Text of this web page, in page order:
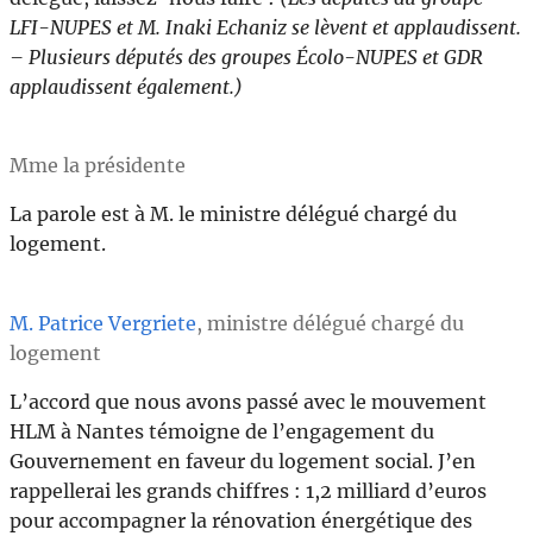
LFI-NUPES et M. Inaki Echaniz se lèvent et applaudissent.
– Plusieurs députés des groupes Écolo-NUPES et GDR
applaudissent également.)
Mme la présidente
La parole est à M. le ministre délégué chargé du
logement.
M. Patrice Vergriete, ministre délégué chargé du
logement
L’accord que nous avons passé avec le mouvement
HLM à Nantes témoigne de l’engagement du
Gouvernement en faveur du logement social. J’en
rappellerai les grands chiffres : 1,2 milliard d’euros
pour accompagner la rénovation énergétique des